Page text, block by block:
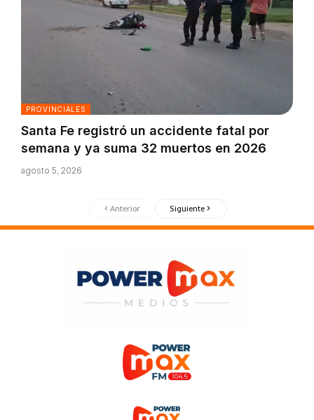
PROVINCIALES
Santa Fe registró un accidente fatal por
semana y ya suma 32 muertos en 2026
agosto 5, 2026
Anterior Siguiente